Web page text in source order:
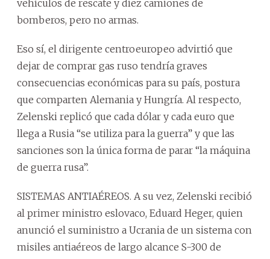
vehículos de rescate y diez camiones de
bomberos, pero no armas.
Eso sí, el dirigente centroeuropeo advirtió que
dejar de comprar gas ruso tendría graves
consecuencias económicas para su país, postura
que comparten Alemania y Hungría. Al respecto,
Zelenski replicó que cada dólar y cada euro que
llega a Rusia “se utiliza para la guerra” y que las
sanciones son la única forma de parar “la máquina
de guerra rusa”.
SISTEMAS ANTIAÉREOS. A su vez, Zelenski recibió
al primer ministro eslovaco, Eduard Heger, quien
anunció el suministro a Ucrania de un sistema con
misiles antiaéreos de largo alcance S-300 de